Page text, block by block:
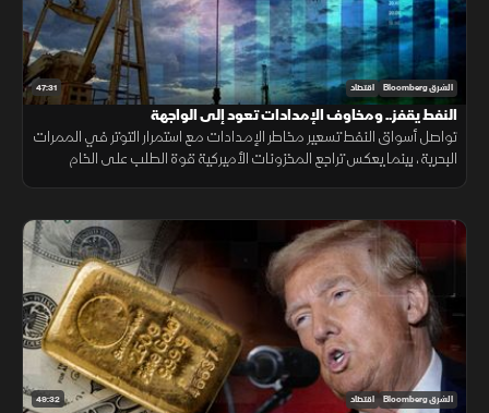
47:31 الشرق Bloomberg اقتصاد
النفط يقفز.. ومخاوف الإمدادات تعود إلى الواجهة
تواصل أسواق النفط تسعير مخاطر الإمدادات مع استمرار التوتر في الممرات
البحرية، بينما يعكس تراجع المخزونات الأميركية قوة الطلب على الخام
49:32 الشرق Bloomberg اقتصاد